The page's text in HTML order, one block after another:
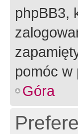
phpBB3,
pomóc w
Góra